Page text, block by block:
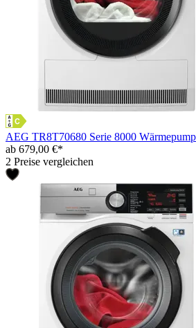
AEG TR8T70680 Serie 8000
ab 679,00 €*
2 Preise vergleichen